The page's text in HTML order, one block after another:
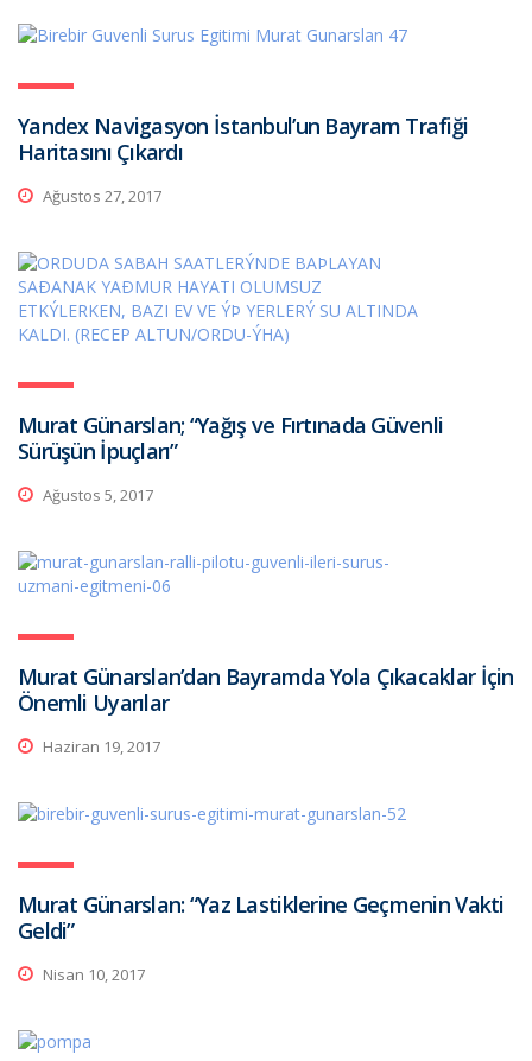
Yandex Navigasyon İstanbul’un Bayram Trafiği
Haritasını Çıkardı
Ağustos 27, 2017
Murat Günarslan; “Yağış ve Fırtınada Güvenli
Sürüşün İpuçları”
Ağustos 5, 2017
Murat Günarslan’dan Bayramda Yola Çıkacaklar İçin
Önemli Uyarılar
Haziran 19, 2017
Murat Günarslan: “Yaz Lastiklerine Geçmenin Vakti
Geldi”
Nisan 10, 2017